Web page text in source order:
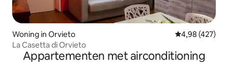
Woning in Orvieto Gemiddelde
4,98 (427)
La Casetta di Orvieto
Appartementen met airconditioning